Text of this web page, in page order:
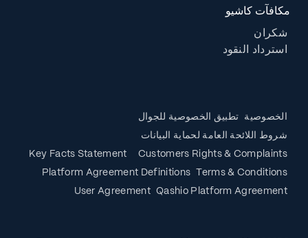
مكافآت كاشيو
شكران
استرداد النقود
الخصوصية
تطبيق الخصوصية للجوال
شروط اللائحة العامة لحماية البيانات
Customers Rights & Complaints
Key Facts Statement
Terms & Conditions
Platform Agreement Definitions
Qashio Platform Agreement
User Agreement